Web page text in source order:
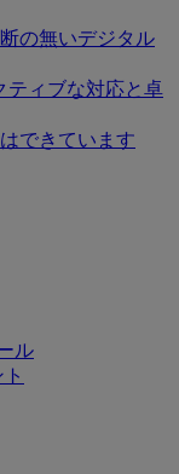
の無いデジタル
ティブな対応と卓
できています
ル